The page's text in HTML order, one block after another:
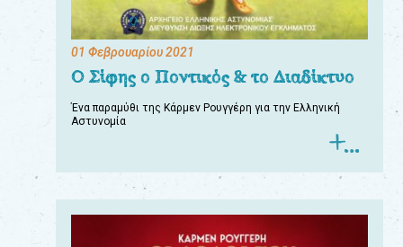
01 Φεβρουαρίου 2021
Ο Σίφης ο Ποντικός & το Διαδίκτυο
Ένα παραμύθι της Κάρμεν Ρουγγέρη για την Ελληνική
Αστυνομία